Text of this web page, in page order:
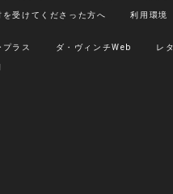
を受けてくださった方へ 利用環境
ラス ダ・ヴィンチWeb レ